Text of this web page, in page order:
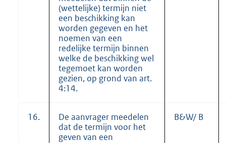
(wettelijke) termijn niet
een beschikking kan
worden gegeven en het
noemen van een
redelijke termijn binnen
welke de beschikking wel
tegemoet kan worden
gezien, op grond van art.
4:14.
16.
De aanvrager meedelen
dat de termijn voor het
geven van een
B&W/ B